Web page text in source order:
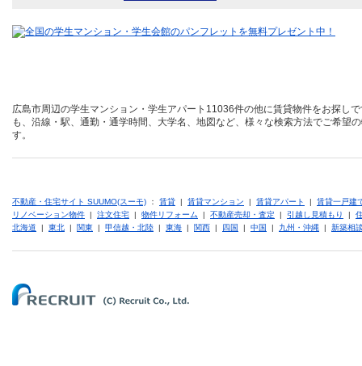
広島市周辺の学生マンション・学生アパート11036件の他に賃貸物件をお探し
も、沿線・駅、通勤・通学時間、大学名、地図など、様々な検索方法でご希
す。
不動産・住宅サイト SUUMO(スーモ) ： 賃貸 | 賃貸マンション | 賃貸アパート | 賃貸一戸建
リノベーション物件 | 注文住宅 | 物件リフォーム | 不動産売却・査定 | 引越し見積もり |
北海道 | 東北 | 関東 | 甲信越・北陸 | 東海 | 関西 | 四国 | 中国 | 九州・沖縄 | 新築相